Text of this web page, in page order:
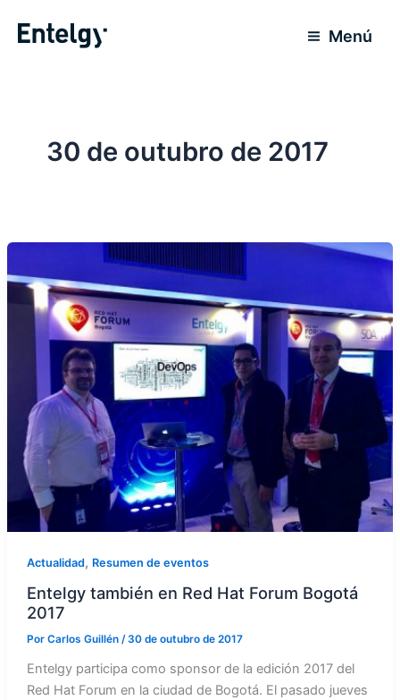
para
Menú
30 de outubro de 2017
Actualidad, Resumen de eventos
Entelgy también en Red Hat Forum Bogotá
2017
Por Carlos Guillén /30 de outubro de 2017
Entelgy participa como sponsor de la edición 2017 del
Red Hat Forum en la ciudad de Bogotá. El pasado jueves